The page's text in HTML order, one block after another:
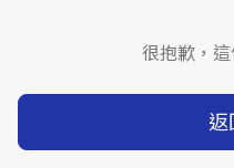
很抱歉，這
返